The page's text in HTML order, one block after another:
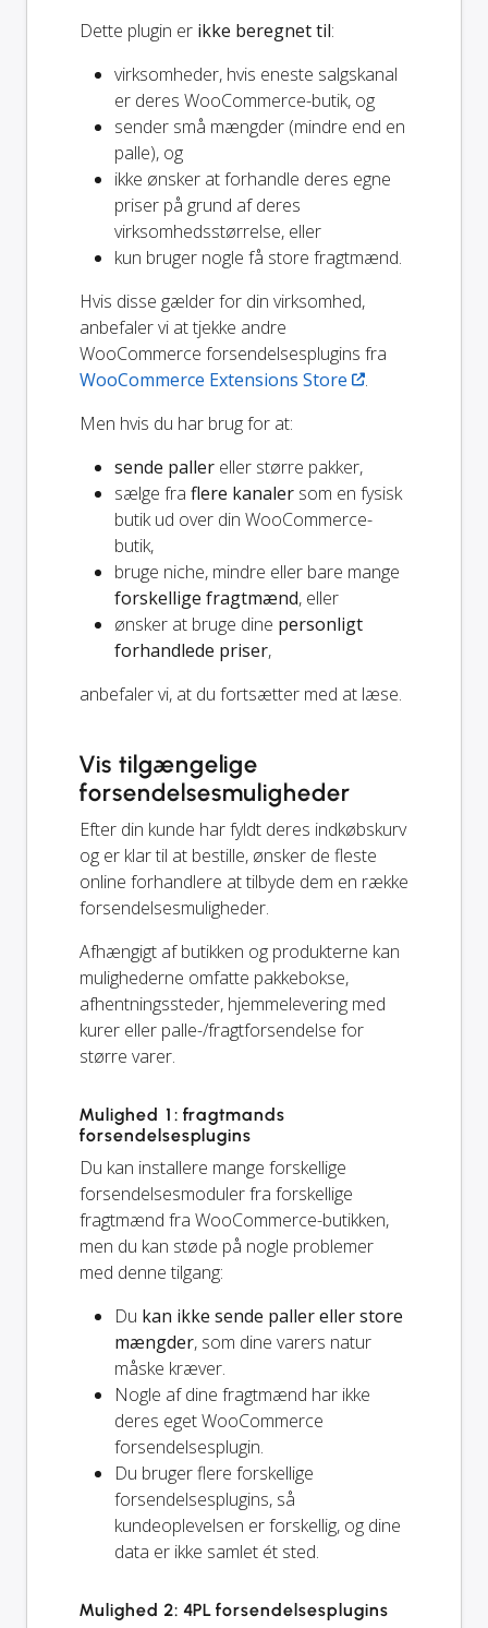
Dette plugin er ikke beregnet til:
virksomheder, hvis eneste salgskanal
er deres WooCommerce-butik, og
sender små mængder (mindre end en
palle), og
ikke ønsker at forhandle deres egne
priser på grund af deres
virksomhedsstørrelse, eller
kun bruger nogle få store fragtmænd.
Hvis disse gælder for din virksomhed,
anbefaler vi at tjekke andre
WooCommerce forsendelsesplugins fra
WooCommerce Extensions Store
.
Men hvis du har brug for at:
sende paller eller større pakker,
sælge fra flere kanaler som en fysisk
butik ud over din WooCommerce-
butik,
bruge niche, mindre eller bare mange
forskellige fragtmænd, eller
ønsker at bruge dine personligt
forhandlede priser,
anbefaler vi, at du fortsætter med at læse.
Vis tilgængelige
forsendelsesmuligheder
Efter din kunde har fyldt deres indkøbskurv
og er klar til at bestille, ønsker de fleste
online forhandlere at tilbyde dem en række
forsendelsesmuligheder.
Afhængigt af butikken og produkterne kan
mulighederne omfatte pakkebokse,
afhentningssteder, hjemmelevering med
kurer eller palle-/fragtforsendelse for
større varer.
Mulighed 1: fragtmands
forsendelsesplugins
Du kan installere mange forskellige
forsendelsesmoduler fra forskellige
fragtmænd fra WooCommerce-butikken,
men du kan støde på nogle problemer
med denne tilgang:
Du kan ikke sende paller eller store
mængder, som dine varers natur
måske kræver.
Nogle af dine fragtmænd har ikke
deres eget WooCommerce
forsendelsesplugin.
Du bruger flere forskellige
forsendelsesplugins, så
kundeoplevelsen er forskellig, og dine
data er ikke samlet ét sted.
Mulighed 2: 4PL forsendelsesplugins